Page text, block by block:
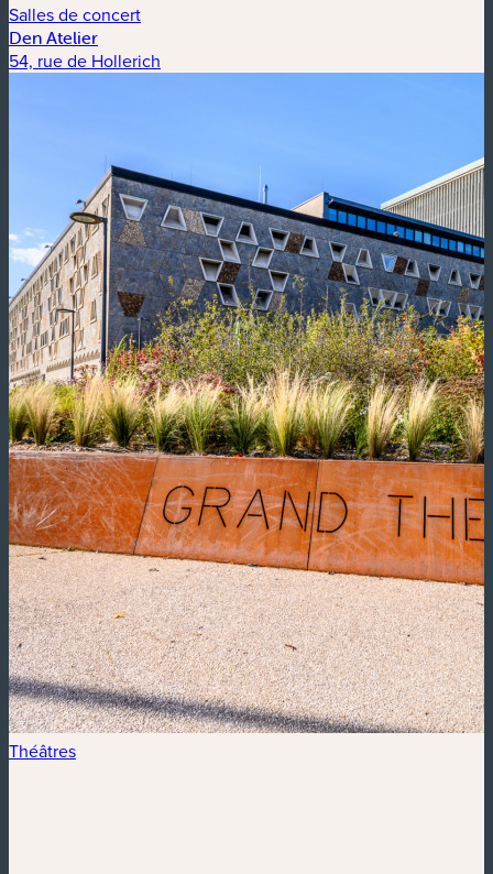
Salles de concert
Den Atelier
54, rue de Hollerich
Théâtres